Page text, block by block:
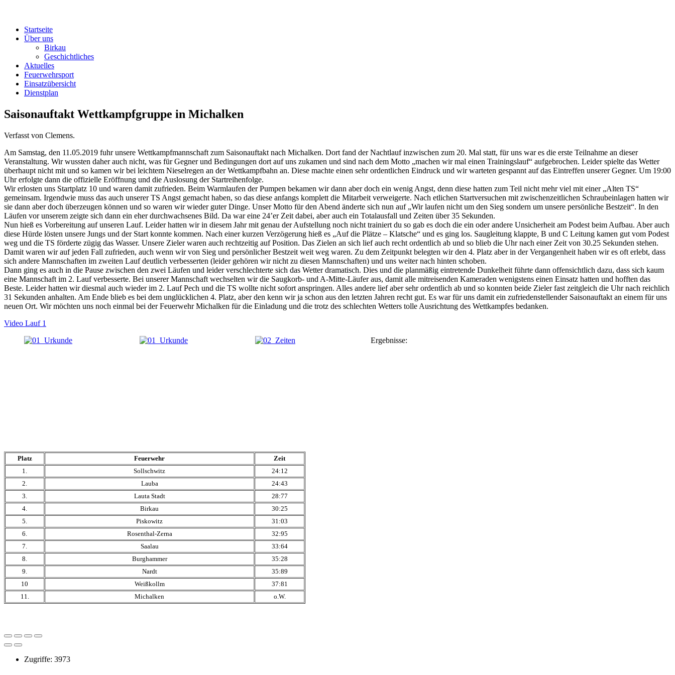
Startseite
Über uns
Birkau
Geschichtliches
Aktuelles
Feuerwehrsport
Einsatzübersicht
Dienstplan
Saisonauftakt Wettkampfgruppe in Michalken
Verfasst von Clemens.
Am Samstag, den 11.05.2019 fuhr unsere Wettkampfmannschaft zum Saisonauftakt nach Michalken. Dort fand der Nachtlauf inzwischen zum 20. Mal statt, für uns war es die erste Teilnahme an dieser
Veranstaltung. Wir wussten daher auch nicht, was für Gegner und Bedingungen dort auf uns zukamen und sind nach dem Motto „machen wir mal einen Trainingslauf“ aufgebrochen. Leider spielte das Wetter
überhaupt nicht mit und so kamen wir bei leichtem Nieselregen an der Wettkampfbahn an. Diese machte einen sehr ordentlichen Eindruck und wir warteten gespannt auf das Eintreffen unserer Gegner. Um 19:00
Uhr erfolgte dann die offizielle Eröffnung und die Auslosung der Startreihenfolge.
Wirerlosten uns Startplatz 10 und waren damit zufrieden. Beim Warmlaufen der Pumpen bekamen wir dann aber doch ein wenig Angst, denn diese hatten zum Teil nicht mehr viel mit einer „Alten TS“
gemeinsam. Irgendwie muss das auch unserer TS Angst gemacht haben, so das diese anfangs komplett die Mitarbeit verweigerte. Nach etlichen Startversuchen mit zwischenzeitlichen Schraubeinlagen hatten wir
sie dann aber doch überzeugen können und so waren wir wieder guter Dinge. Unser Motto für den Abend änderte sich nun auf „Wir laufen nicht um den Sieg sondern um unsere persönliche Bestzeit“. In den
Läufen vor unserem zeigte sich dann ein eher durchwachsenes Bild. Da war eine 24’er Zeit dabei, aber auch ein Totalausfall und Zeiten über 35 Sekunden.
Nun hieß es Vorbereitung auf unseren Lauf. Leider hatten wir in diesem Jahr mit genau der Aufstellung noch nicht trainiert du so gab es doch die ein oder andere Unsicherheit am Podest beim Aufbau. Aber auch
diese Hürde lösten unsere Jungs und der Start konnte kommen. Nach einer kurzen Verzögerung hieß es „Auf die Plätze – Klatsche“ und es ging los. Saugleitung klappte, B und C Leitung kamen gut vom Podest
weg und die TS förderte zügig das Wasser. Unsere Zielerwaren auch rechtzeitig aufPosition. Das Zielen an sich lief auch recht ordentlich ab und so blieb die Uhr nach einer Zeit von 30.25 Sekunden stehen.
Damit waren wir auf jeden Fall zufrieden, auch wenn wir von Sieg und persönlicher Bestzeit weit weg waren. Zu dem Zeitpunkt belegten wir den 4. Platz aberin der Vergangenheit haben wir es oft erlebt, dass
sich andere Mannschaften im zweiten Lauf deutlich verbesserten (leider gehören wir nicht zu diesen Mannschaften) und uns weiter nach hinten schoben.
Dann ging es auch in die Pause zwischen den zwei Läufen und leider verschlechterte sich das Wetter dramatisch. Dies und die planmäßig eintretende Dunkelheit führte dann offensichtlich dazu, dass sich kaum
eine Mannschaft im 2. Lauf verbesserte. Bei unserer Mannschaft wechselten wir die Saugkorb- und A-Mitte-Läufer aus, damit alle mitreisenden Kameraden wenigstens einen Einsatz hatten und hofften das
Beste. Leider hatten wir diesmal auch wieder im 2. Lauf Pech und die TS wollte nicht sofort anspringen. Alles andere lief aber sehr ordentlich ab und so konnten beide Zielerfast zeitgleich die Uhr nach reichlich
31 Sekunden anhalten. Am Ende blieb es bei dem unglücklichen 4. Platz, aber den kenn wir ja schon aus den letzten Jahren recht gut. Es war für uns damit ein zufriedenstellender Saisonauftakt an einem für uns
neuen Ort. Wir möchten uns noch einmal bei der FeuerwehrMichalken für die Einladung und die trotz des schlechten Wetters tolle Ausrichtung des Wettkampfes bedanken.
Video Lauf 1
Ergebnisse:
Platz Feuerwehr
Zeit
1.
Sollschwitz
24:12
2.
Lauba
24:43
3.
Lauta Stadt
28:77
4.
Birkau
30:25
5.
Piskowitz
31:03
6.
Rosenthal-Zerna
32:95
7.
Saalau
33:64
8.
Burghammer
35:28
9.
Nardt
35:89
10
Weißkollm
37:81
11.
Michalken o.W.
Zugriffe: 3973